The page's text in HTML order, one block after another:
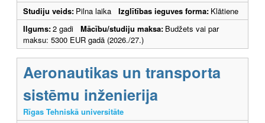
Studiju veids: Pilna laika Izglītības ieguves forma: Klātiene
Ilgums:2 gadi Mācību/studiju maksa: Budžets vai par
maksu: 5300 EUR gadā (2026./27.)
Aeronautikas un transporta
sistēmu inženierija
Rīgas Tehniskā universitāte